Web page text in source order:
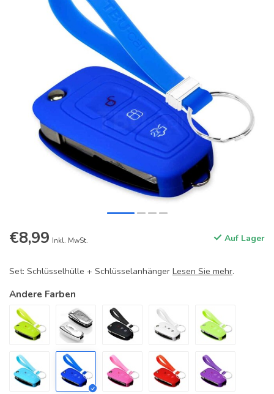
€8,99 Inkl. MwSt. Auf Lager
Set: Schlüsselhülle + Schlüsselanhänger Lesen Sie mehr.
Andere Farben